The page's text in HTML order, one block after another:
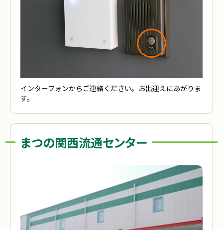
インターフォンからご連絡ください。お出迎えにあがりま
す。
まつの関西流通センター